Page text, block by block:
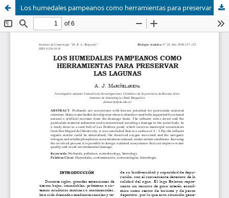
Los humedales pampeanos como herramientas para preservar las lagunas